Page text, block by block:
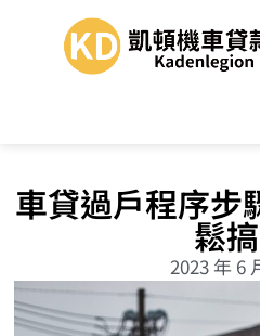
車貸過戶程序步
鬆
2023 年 6